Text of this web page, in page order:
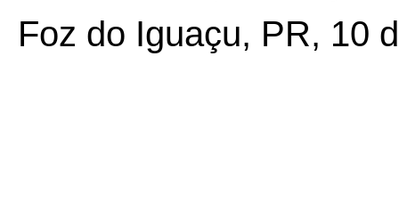
Foz do Iguaçu, PR, 10